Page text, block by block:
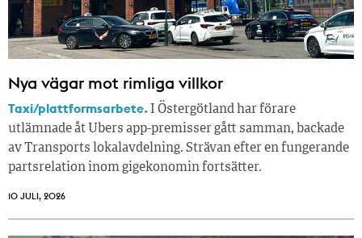
Nya vägar mot rimliga villkor
Taxi/plattformsarbete. I Östergötland har förare
utlämnade åt Ubers app-premisser gått samman, backade
av Transports lokalavdelning. Strävan efter en fungerande
partsrelation inom gigekonomin fortsätter.
10 JULI, 2026